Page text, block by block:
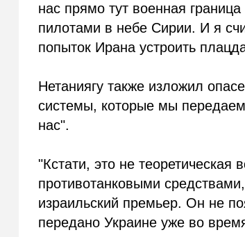
нас прямо тут военная
пилотами в небе Сирии. И я
попыток Ирана устроить
Нетаниягу также изложил
системы, которые мы передаем
нас".
"Кстати, это не
противотанковыми
израильский премьер. Он не
передано Украине уже во